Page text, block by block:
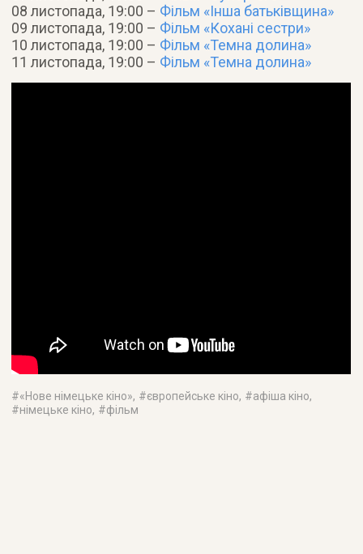
08 листопада, 19:00 – Фільм «Інша батьківщина»
09 листопада, 19:00 – Фільм «Кохані сестри»
10 листопада, 19:00 – Фільм «Темна долина»
11 листопада, 19:00 – Фільм «Темна долина»
#«Нове німецьке кіно», #європейське кіно, #афіша кіно,
#німецьке кіно, #фільм